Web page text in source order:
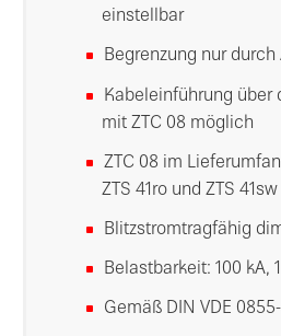
einstellbar
Begrenzung nur
Kabeleinführung über
mit ZTC 08 möglich
ZTC 08 im
ZTS 41ro und ZTS
Blitzstromtragfähig
Belastbarkeit: 100 kA,
Gemäß DIN VDE